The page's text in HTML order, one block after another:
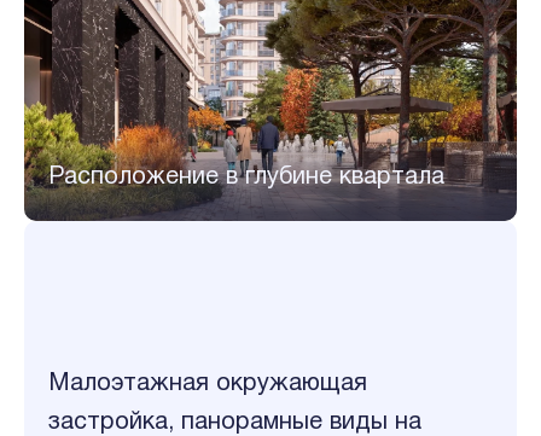
Расположение в глубине квартала
Малоэтажная окружающая
застройка, панорамные виды на